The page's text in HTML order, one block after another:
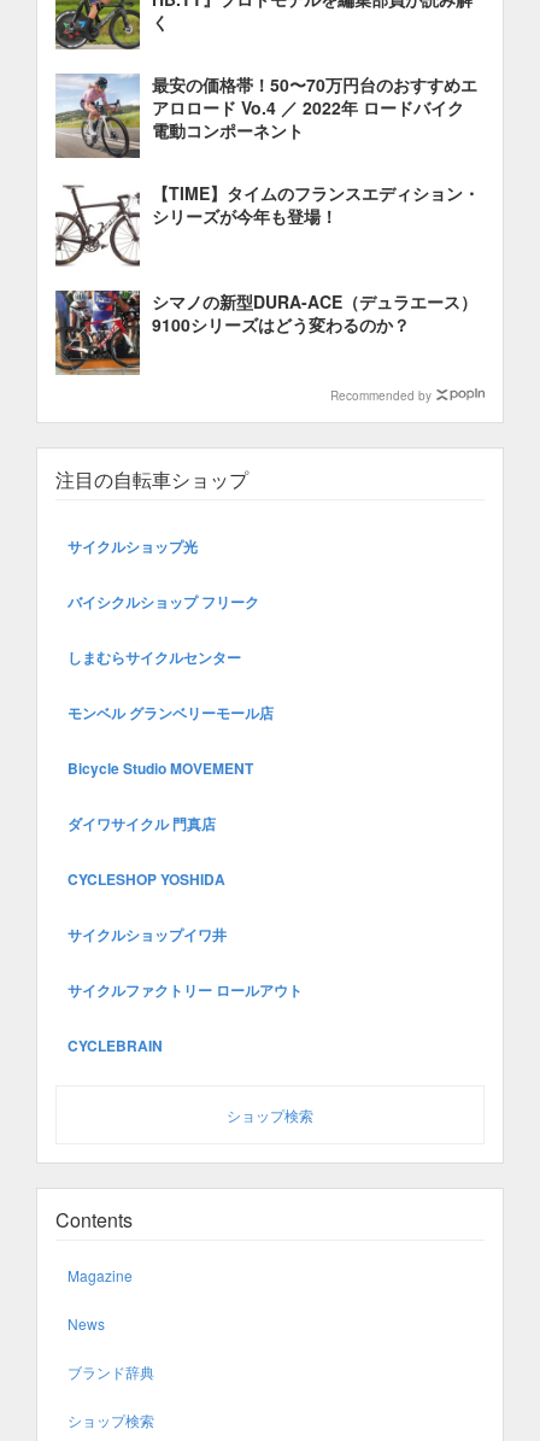
く
最安の価格帯！50〜70万円台のおすすめエ
アロロード Vo.4 ／ 2022年 ロードバイク
電動コンポーネント
【TIME】タイムのフランスエディション・
シリーズが今年も登場！
シマノの新型DURA-ACE（デュラエース）
9100シリーズはどう変わるのか？
Recommended by
注目の自転車ショップ
サイクルショップ光
バイシクルショップ フリーク
しまむらサイクルセンター
モンベル グランベリーモール店
Bicycle Studio MOVEMENT
ダイワサイクル 門真店
CYCLESHOP YOSHIDA
サイクルショップイワ井
サイクルファクトリー ロールアウト
CYCLEBRAIN
ショップ検索
Contents
Magazine
News
ブランド辞典
ショップ検索